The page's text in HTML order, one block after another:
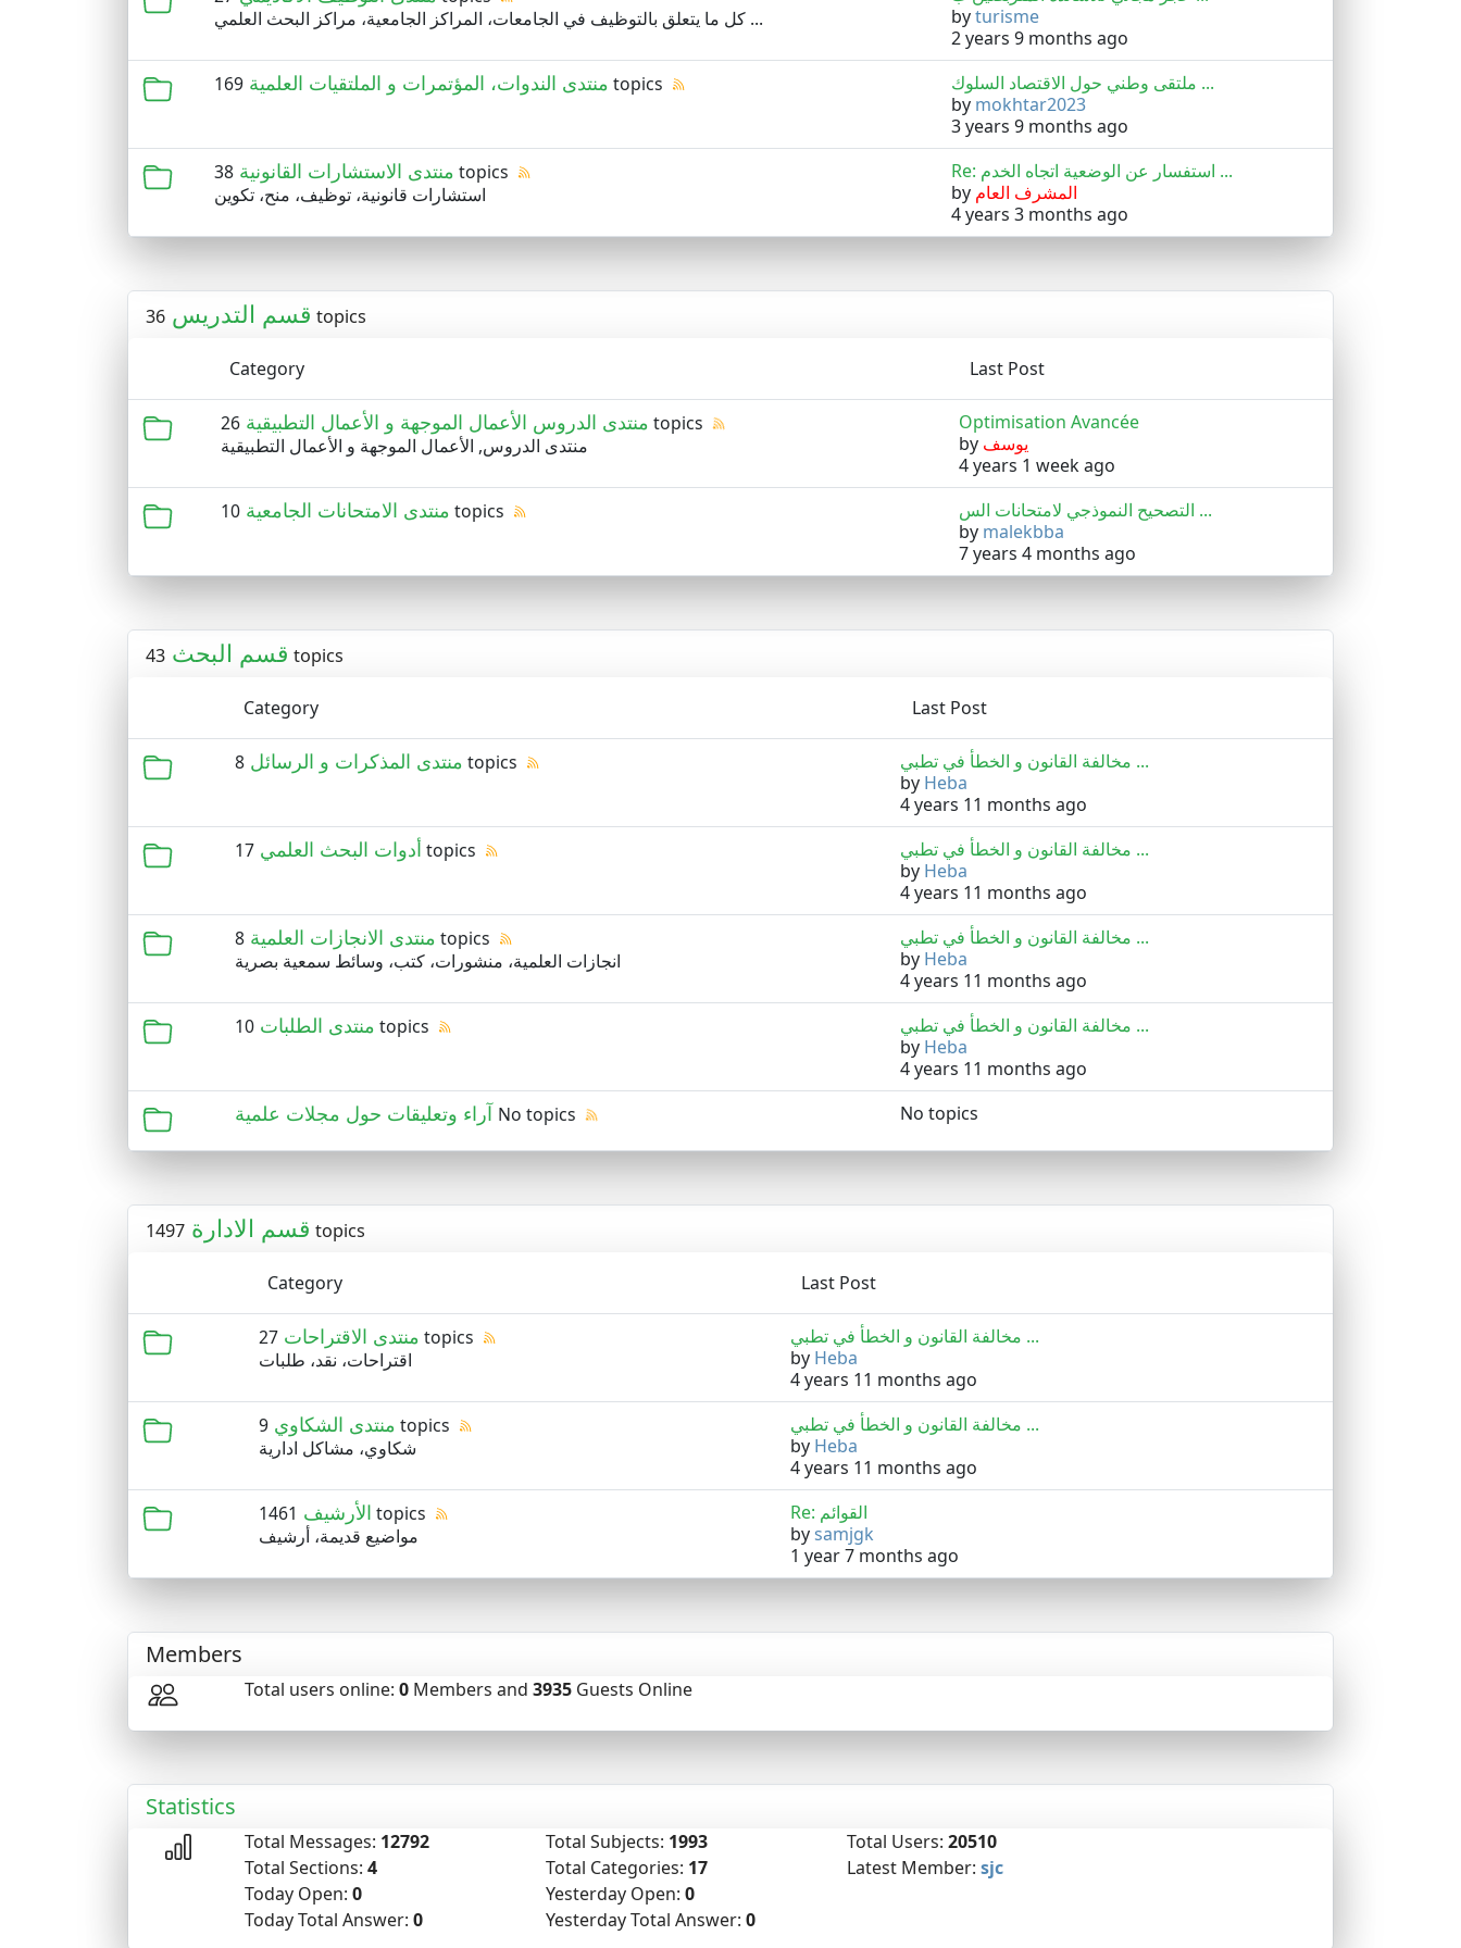
كل ما يتعلق بالتوظيف في الجامعات، المراكز الجامعية، مراكز البحث العلمي ...
byturisme
2 years 9 months ago
منتدى الندوات، المؤتمرات و الملتقيات العلمية 169 topics
ملتقى وطني حول الاقتصاد السلوك ...
by mokhtar2023
3 years 9 months ago
منتدى الاستشارات القانونية 38 topics
استشارات قانونية، توظيف، منح، تكوين
Re: استفسار عن الوضعية اتجاه الخدم ...
by المشرف العام
4 years 3 months ago
قسم التدريس 36 topics
Category Last Post
منتدى الدروس الأعمال الموجهة و الأعمال التطبيقية 26 topics
منتدى الدروس, الأعمال الموجهة و الأعمال التطبيقية
Optimisation Avancée
by يوسف
4 years 1 week ago
منتدى الامتحانات الجامعية 10 topics
التصحيح النموذجي لامتحانات الس ...
by malekbba
7 years 4 months ago
قسم البحث 43 topics
Category Last Post
منتدى المذكرات و الرسائل 8 topics
مخالفة القانون و الخطأ في تطبي ...
by Heba
4 years 11 months ago
أدوات البحث العلمي 17 topics
مخالفة القانون و الخطأ في تطبي ...
by Heba
4 years 11 months ago
منتدى الانجازات العلمية 8 topics
انجازات العلمية، منشورات، كتب، وسائط سمعية بصرية
مخالفة القانون و الخطأ في تطبي ...
by Heba
4 years 11 months ago
منتدى الطلبات 10 topics
مخالفة القانون و الخطأ في تطبي ...
by Heba
4 years 11 months ago
آراء وتعليقات حول مجلات علمية No topics No topics
قسم الادارة 1497 topics
Category Last Post
منتدى الاقتراحات 27 topics
اقتراحات، نقد، طلبات
مخالفة القانون و الخطأ في تطبي ...
by Heba
4 years 11 months ago
منتدى الشكاوي 9 topics
شكاوي، مشاكل ادارية
مخالفة القانون و الخطأ في تطبي ...
by Heba
4 years 11 months ago
الأرشيف 1461 topics
مواضيع قديمة، أرشيف
Re: القوائم
bysamjgk
1 year 7 months ago
Members
Total users online:0 Members and 3935 Guests Online
Statistics
Total Messages: 12792
Total Sections:4
Today Open:0
Today Total Answer:0
Total Subjects: 1993
Total Categories: 17
Yesterday Open:0
Yesterday Total Answer:0
Total Users:20510
Latest Member:sjc